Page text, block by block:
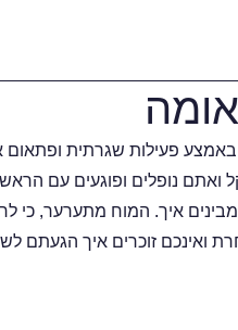
פעילות שגרתית ופתאום
ואתם נופלים ופוגעים עם
איך. המוח מתערער, כי
ואינכם זוכרים איך הגעתם